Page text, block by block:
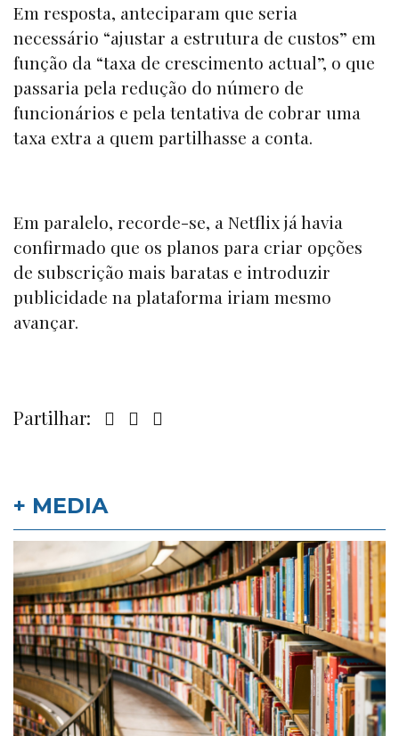
Em resposta, anteciparam que seria
necessário “ajustar a estrutura de custos” em
função da “taxa de crescimento actual”, o que
passaria pela redução do número de
funcionários e pela tentativa de cobrar uma
taxa extra a quem partilhasse a conta.
Em paralelo, recorde-se, a Netflix já havia
confirmado que os planos para criar opções
de subscrição mais baratas e introduzir
publicidade na plataforma iriam mesmo
avançar.
Partilhar:
+ MEDIA